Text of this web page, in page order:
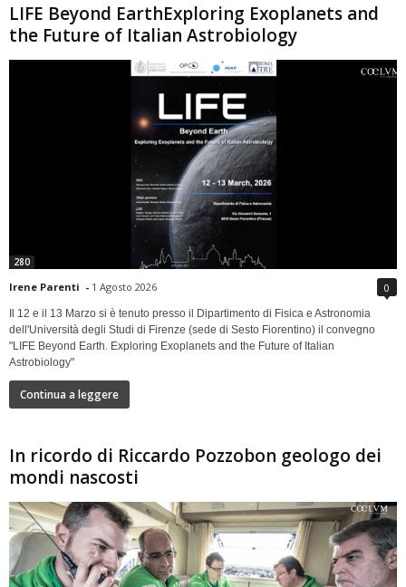
LIFE Beyond EarthExploring Exoplanets and
the Future of Italian Astrobiology
280
Irene Parenti - 1 Agosto 2026 0
Il 12 e il 13 Marzo si è tenuto presso il Dipartimento di Fisica e Astronomia
dell'Università degli Studi di Firenze (sede di Sesto Fiorentino) il convegno
"LIFE Beyond Earth. Exploring Exoplanets and the Future of Italian
Astrobiology"
Continua a leggere
In ricordo di Riccardo Pozzobon geologo dei
mondi nascosti